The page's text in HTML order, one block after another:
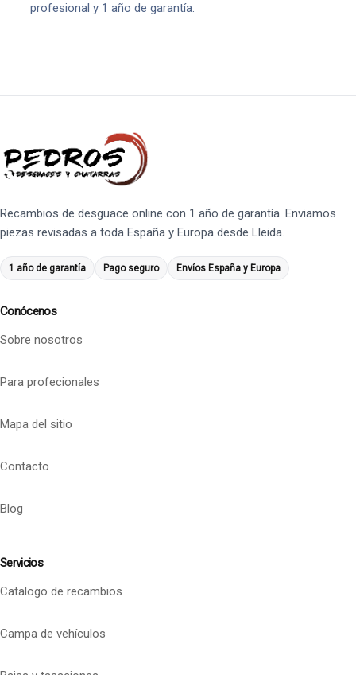
profesional y 1 año de garantía.
Recambios de desguace online con 1 año de garantía. Enviamos
piezas revisadas a toda España y Europa desde Lleida.
1 año de garantía Pago seguro Envíos España y Europa
Conócenos
Sobre nosotros
Para profecionales
Mapa del sitio
Contacto
Blog
Servicios
Catalogo de recambios
Campa de vehículos